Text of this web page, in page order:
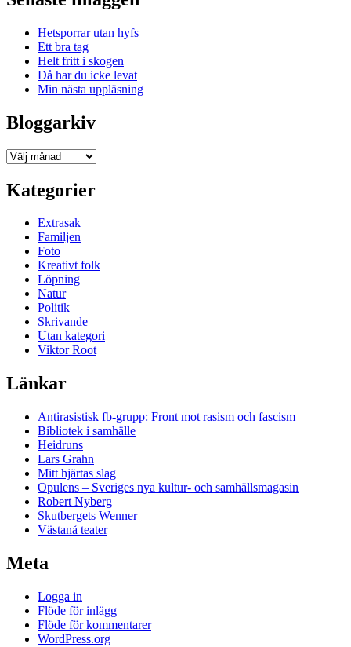
Hetsporrar utan hyfs
Ett bra tag
Helt fritt i skogen
Då har du icke levat
Min nästa uppläsning
Bloggarkiv
Bloggarkiv
Kategorier
Extrasak
Familjen
Foto
Kreativt folk
Löpning
Natur
Politik
Skrivande
Utan kategori
Viktor Root
Länkar
Antirasistisk fb-grupp: Front mot rasism och fascism
Bibliotek i samhälle
Heidruns
Lars Grahn
Mitt hjärtas slag
Opulens – Sveriges nya kultur- och samhällsmagasin
Robert Nyberg
Skutbergets Wenner
Västanå teater
Meta
Logga in
Flöde för inlägg
Flöde för kommentarer
WordPress.org